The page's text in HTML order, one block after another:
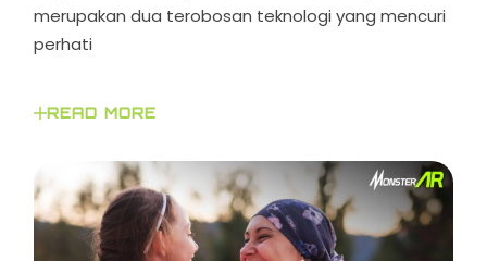
merupakan dua terobosan teknologi yang mencuri
perhati
READ MORE